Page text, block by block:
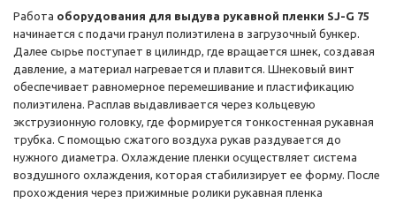
Работа оборудования для выдува рукавной пленки SJ-G 75
начинается с подачи гранул полиэтилена в загрузочный бункер.
Далее сырье поступает в цилиндр, где вращается шнек, создавая
давление, а материал нагревается и плавится. Шнековый винт
обеспечивает равномерное перемешивание и пластификацию
полиэтилена. Расплав выдавливается через кольцевую
экструзионную головку, где формируется тонкостенная рукавная
трубка. С помощью сжатого воздуха рукав раздувается до
нужного диаметра. Охлаждение пленки осуществляет система
воздушного охлаждения, которая стабилизирует ее форму. После
прохождения через прижимные ролики рукавная пленка